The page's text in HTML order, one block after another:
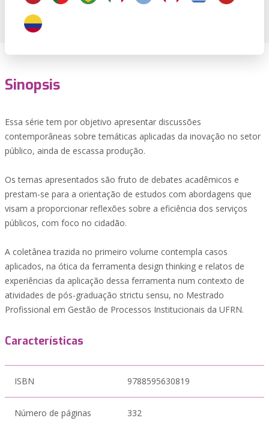
Sinopsis
Essa série tem por objetivo apresentar discussões
contemporâneas sobre temáticas aplicadas da inovação no setor
público, ainda de escassa produção.
Os temas apresentados são fruto de debates acadêmicos e
prestam-se para a orientação de estudos com abordagens que
visam a proporcionar reflexões sobre a eficiência dos serviços
públicos, com foco no cidadão.
A coletânea trazida no primeiro volume contempla casos
aplicados, na ótica da ferramenta design thinking e relatos de
experiências da aplicação dessa ferramenta num contexto de
atividades de pós-graduação strictu sensu, no Mestrado
Profissional em Gestão de Processos Institucionais da UFRN.
Características
ISBN 9788595630819
Número de páginas 332